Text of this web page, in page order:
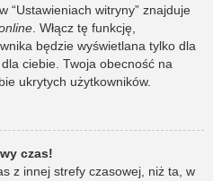
“Ustawieniach witryny” znajduje
. Włącz tę funkcję,
będzie wyświetlana tylko dla
ciebie. Twoja obecność na
ukrytych użytkowników.
czas!
z innej strefy czasowej, niż ta, w